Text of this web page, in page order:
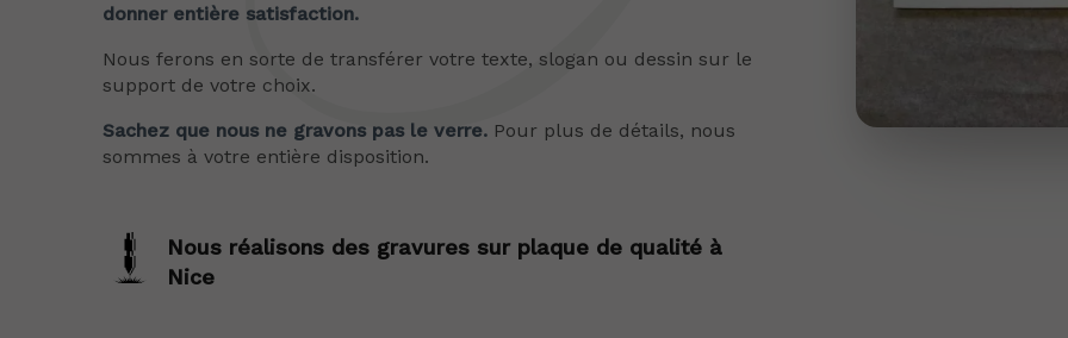
donner entière satisfaction.
Nous ferons en sorte de transférer votre texte, slogan ou dessin sur le
support de votre choix.
Sachez que nous ne gravons pas le verre.Pour plus de détails, nous
sommes à votre entière disposition.
Nous réalisons des gravures sur plaque de qualité à
Nice